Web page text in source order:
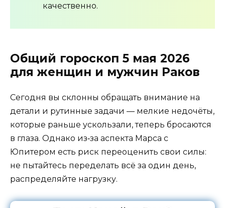
качественно.
Общий гороскоп 5 мая 2026
для женщин и мужчин Раков
Сегодня вы склонны обращать внимание на
детали и рутинные задачи — мелкие недочёты,
которые раньше ускользали, теперь бросаются
в глаза. Однако из‑за аспекта Марса с
Юпитером есть риск переоценить свои силы:
не пытайтесь переделать всё за один день,
распределяйте нагрузку.